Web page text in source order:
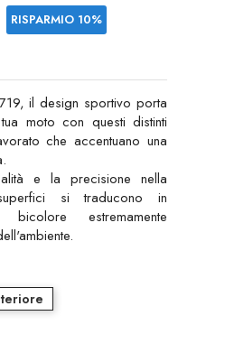
RISPARMIO 10%
il design sportivo porta
moto con questi distinti
che accentuano una
e la precisione nella
si traducono in
bicolore estremamente